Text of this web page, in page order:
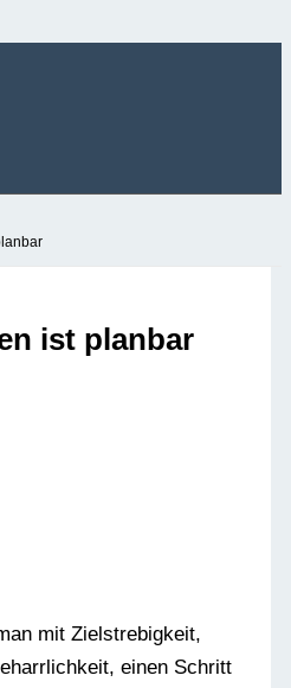
ist planbar
mit Zielstrebigkeit,
einen Schritt